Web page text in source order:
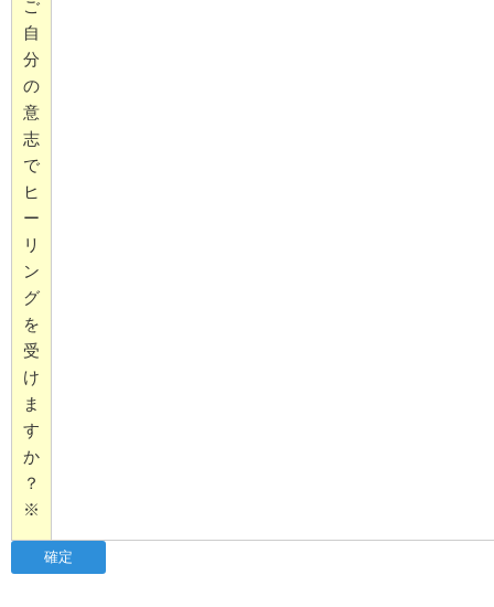
ご
自
分
の
意
志
で
ヒ
ー
リ
ン
グ
を
受
け
ま
す
か
？
※